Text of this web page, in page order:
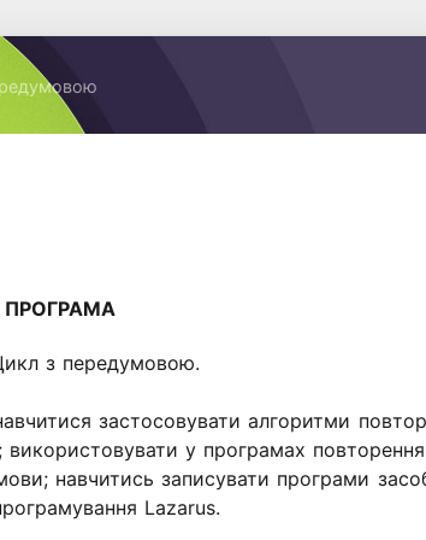
з передумовою.
застосовувати алгоритми
у програмах
навчитись записувати програми
Lazarus.